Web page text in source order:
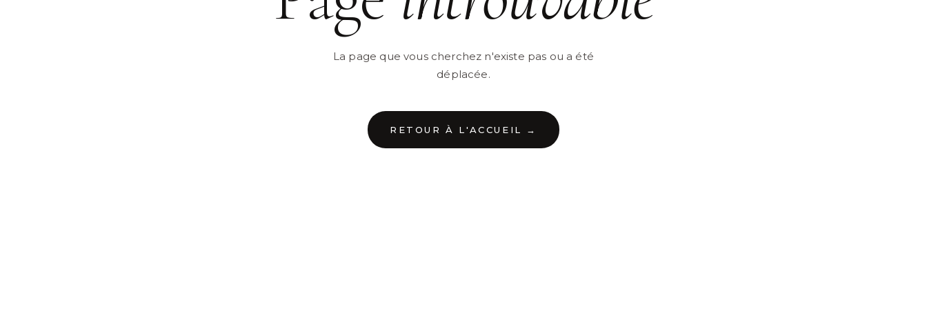
La page que vous cherchez n'existe pas ou a été
déplacée.
RETOUR À L'ACCUEIL →